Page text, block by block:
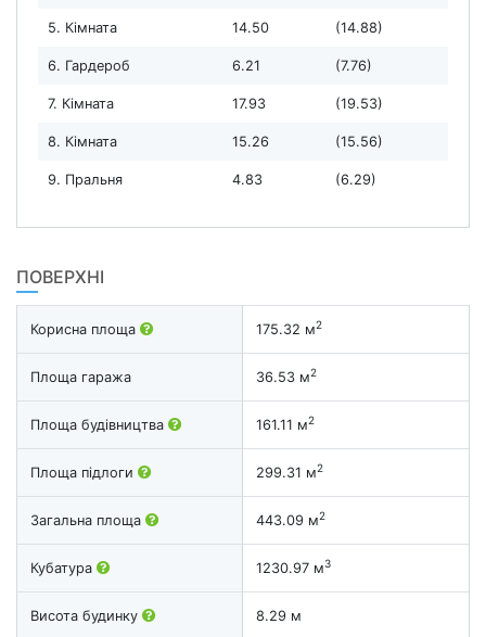
5. Кімната 14.50 (14.88)
6. Гардероб 6.21 (7.76)
7. Кімната 17.93 (19.53)
8. Кімната 15.26 (15.56)
9. Пральня 4.83 (6.29)
ПОВЕРХНІ
Корисна площа 175.32 м2
Площа гаража 36.53 м2
Площа будівництва 161.11 м2
Площа підлоги 299.31 м2
Загальна площа 443.09 м2
Кубатура 1230.97 м3
Висота будинку 8.29 м